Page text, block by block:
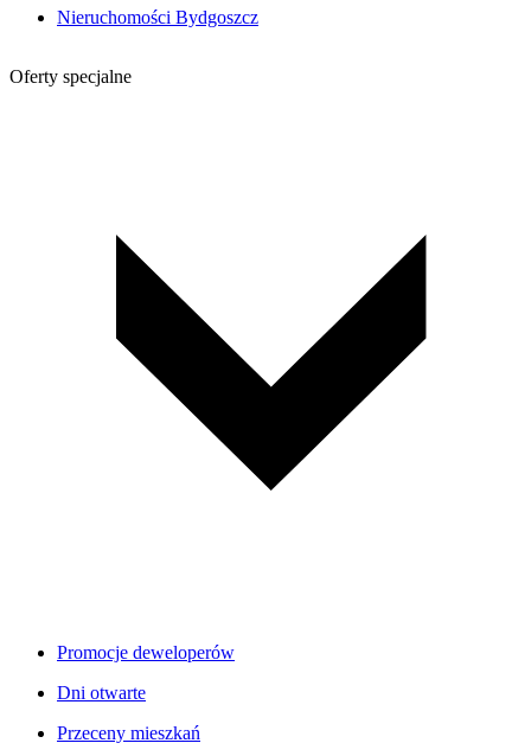
Nieruchomości Bydgoszcz
Oferty specjalne
Promocje deweloperów
Dni otwarte
Przeceny mieszkań